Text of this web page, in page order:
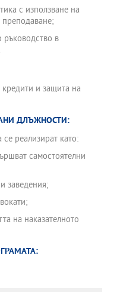
с използване на
ръководство в
и защита на
ДЛЪЖНОСТИ:
реализират като:
самостоятелни
заведения;
на наказателното